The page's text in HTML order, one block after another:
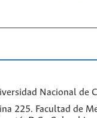
Nacional de
225. Facultad de